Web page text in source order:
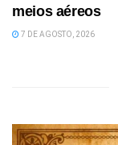
meios aéreos
7 DE AGOSTO, 2026